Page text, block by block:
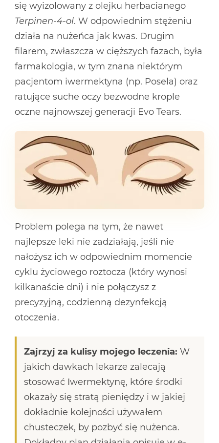
się wyizolowany z olejku herbacianego
Terpinen-4-ol. W odpowiednim stężeniu
działa na nużeńca jak kwas. Drugim
filarem, zwłaszcza w cięższych fazach, była
farmakologia, w tym znana niektórym
pacjentom iwermektyna (np. Posela) oraz
ratujące suche oczy bezwodne krople
oczne najnowszej generacji Evo Tears.
Problem polega na tym, że nawet
najlepsze leki nie zadziałają, jeśli nie
nałożysz ich w odpowiednim momencie
cyklu życiowego roztocza (który wynosi
kilkanaście dni) i nie połączysz z
precyzyjną, codzienną dezynfekcją
otoczenia.
Zajrzyj za kulisy mojego leczenia: W
jakich dawkach lekarze zalecają
stosować Iwermektynę, które środki
okazały się stratą pieniędzy i w jakiej
dokładnie kolejności używałem
chusteczek, by pozbyć się nużenca.